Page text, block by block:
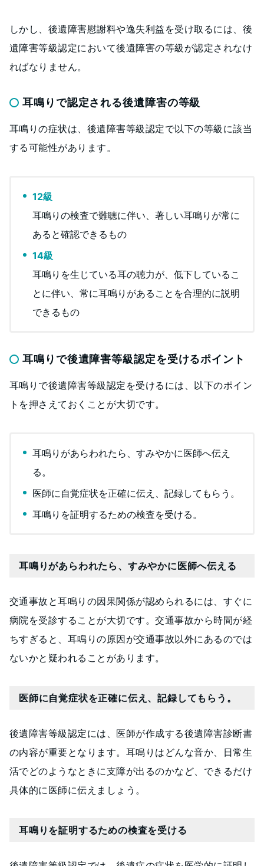
しかし、後遺障害慰謝料や逸失利益を受け取るには、後
遺障害等級認定において後遺障害の等級が認定されなけ
ればなりません。
耳鳴りで認定される後遺障害の等級
耳鳴りの症状は、後遺障害等級認定で以下の等級に該当
する可能性があります。
12級
耳鳴りの検査で難聴に伴い、著しい耳鳴りが常に
あると確認できるもの
14級
耳鳴りを生じている耳の聴力が、低下しているこ
とに伴い、常に耳鳴りがあることを合理的に説明
できるもの
耳鳴りで後遺障害等級認定を受けるポイント
耳鳴りで後遺障害等級認定を受けるには、以下のポイン
トを押さえておくことが大切です。
耳鳴りがあらわれたら、すみやかに医師へ伝え
る。
医師に自覚症状を正確に伝え、記録してもらう。
耳鳴りを証明するための検査を受ける。
耳鳴りがあらわれたら、すみやかに医師へ伝える
交通事故と耳鳴りの因果関係が認められるには、すぐに
病院を受診することが大切です。交通事故から時間が経
ちすぎると、耳鳴りの原因が交通事故以外にあるのでは
ないかと疑われることがあります。
医師に自覚症状を正確に伝え、記録してもらう。
後遺障害等級認定には、医師が作成する後遺障害診断書
の内容が重要となります。耳鳴りはどんな音か、日常生
活でどのようなときに支障が出るのかなど、できるだけ
具体的に医師に伝えましょう。
耳鳴りを証明するための検査を受ける